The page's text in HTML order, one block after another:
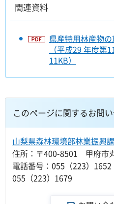
関連資料
県産特用林産物
（平成29 年度第
11KB）
このページに関するお問
山梨県森林環境部林業振興課
住所：〒400-8501 甲府市
電話番号：055（223）
055（223）1679